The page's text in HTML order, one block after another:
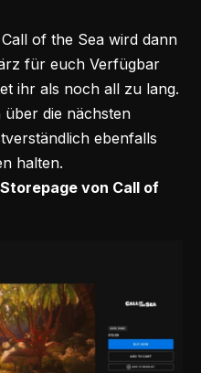
of the Sea wird dann
für euch Verfügbar
ihr als noch all zu lang.
die nächsten
ebenfalls
halten.
von Call of